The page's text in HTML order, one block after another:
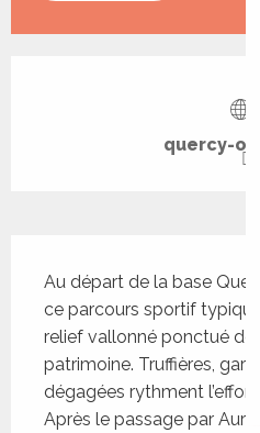
quercy-
Au départ de la base
ce parcours sportif
relief vallonné ponctué de
patrimoine. Truffières,
dégagées rythment
Après le passage par